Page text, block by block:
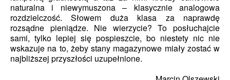
naturalna i niewymuszona – klasycznie analogowa
rozdzielczość. Słowem duża klasa za naprawdę
rozsądne pieniądze. Nie wierzycie? To posłuchajcie
sami, tylko lepiej się pospieszcie, bo niestety nic nie
wskazuje na to, żeby stany magazynowe miały zostać w
najbliższej przyszłości uzupełnione.